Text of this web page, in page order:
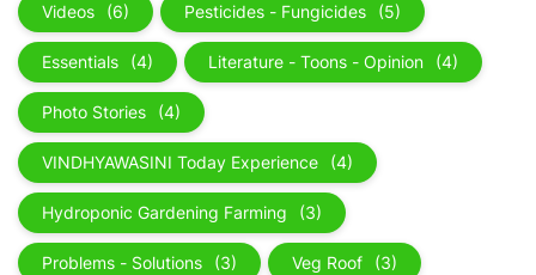
Videos (6) Pesticides - Fungicides (5)
Essentials (4) Literature - Toons - Opinion (4)
Photo Stories (4)
VINDHYAWASINI Today Experience (4)
Hydroponic Gardening Farming (3)
Problems - Solutions (3) Veg Roof (3)